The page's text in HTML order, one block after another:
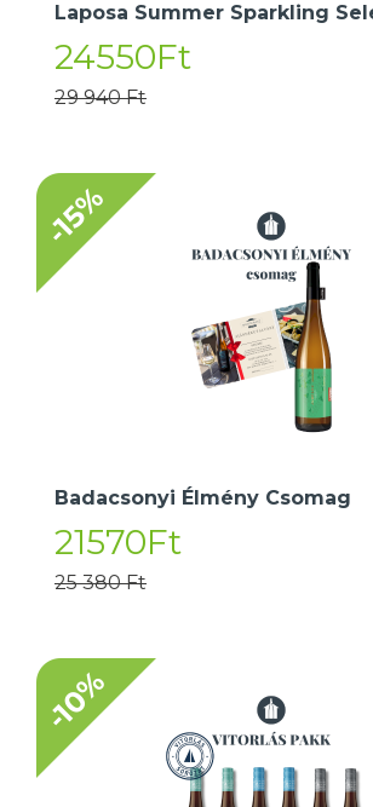
Laposa Summer Sparkling
24550Ft
29 940 Ft
-15%
Badacsonyi Élmény Csomag
21570Ft
25 380 Ft
-10%